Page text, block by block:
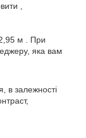
,
м . При
яка вам
в залежності